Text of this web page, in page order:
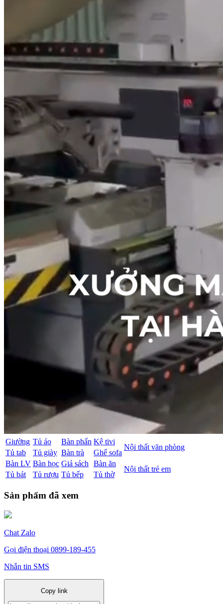
Giường Tủ áo Bàn phấn Kệ tivi
Nội thất văn phòng
Tủ tab Tủ giày Bàn trà
Ghế sofa
Bàn LV Bàn học Giá sách Bàn ăn
Nội thất trẻ em
Tủ bát Tủ rượu Tủ bếp Tủ thờ
Sản phẩm đã xem
Chat Zalo
Gọi điện thoại 0899-189-455
Nhắn tin SMS
Copy link